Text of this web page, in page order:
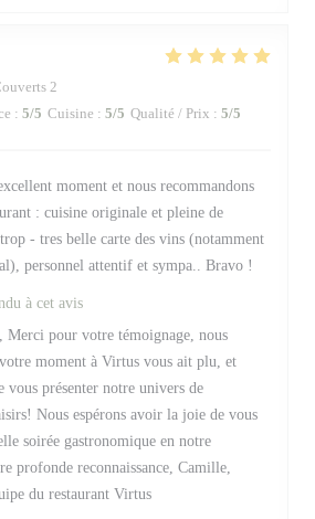
2
: 5/5 Cuisine : 5/5 Qualité / Prix : 5/5
moment et nous recommandons
: cuisine originale et pleine de
- tres belle carte des vins (notamment
personnel attentif et sympa.. Bravo !
à cet avis
Merci pour votre témoignage, nous
moment à Virtus vous ait plu, et
vous présenter notre univers de
Nous espérons avoir la joie de vous
soirée gastronomique en notre
profonde reconnaissance, Camille,
du restaurant Virtus